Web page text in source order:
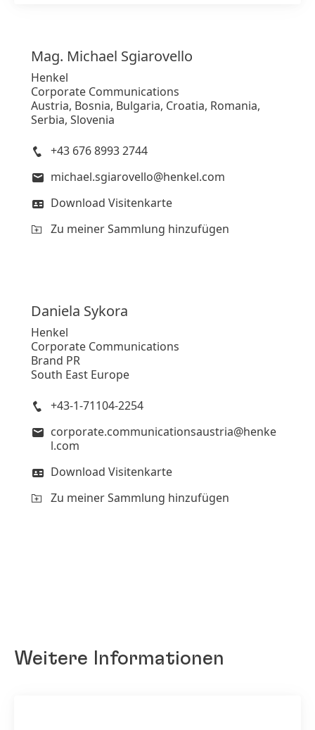
Mag. Michael Sgiarovello
Henkel
Corporate Communications
Austria, Bosnia, Bulgaria, Croatia, Romania,
Serbia, Slovenia
+43 676 8993 2744
michael.sgiarovello@henkel.com
Download Visitenkarte
Zu meiner Sammlung hinzufügen
Daniela Sykora
Henkel
Corporate Communications
Brand PR
South East Europe
+43-1-71104-2254
corporate.communicationsaustria@henke
l.com
Download Visitenkarte
Zu meiner Sammlung hinzufügen
Weitere Informationen